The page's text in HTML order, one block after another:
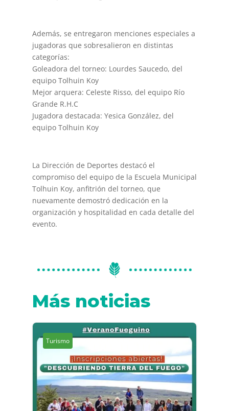
Además, se entregaron menciones especiales a
jugadoras que sobresalieron en distintas
categorías:
Goleadora del torneo: Lourdes Saucedo, del
equipo Tolhuin Koy
Mejor arquera: Celeste Risso, del equipo Río
Grande R.H.C
Jugadora destacada: Yesica González, del
equipo Tolhuin Koy
La Dirección de Deportes destacó el
compromiso del equipo de la Escuela Municipal
Tolhuin Koy, anfitrión del torneo, que
nuevamente demostró dedicación en la
organización y hospitalidad en cada detalle del
evento.
Más noticias
Turismo